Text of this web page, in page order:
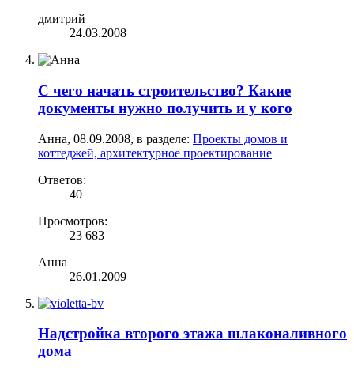
дмитрий
24.03.2008
С чего начать строительство? Какие
документы нужно получить и у кого
Анна, 08.09.2008, в разделе: Проекты домов и
коттеджей, архитектурное проектирование
Ответов:
40
Просмотров:
23 683
Анна
26.01.2009
Надстройка второго этажа шлаконаливного
дома